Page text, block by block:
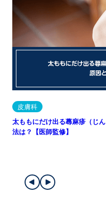
皮膚科
太ももにだけ出る蕁麻疹（じ
法は？【医師監修】